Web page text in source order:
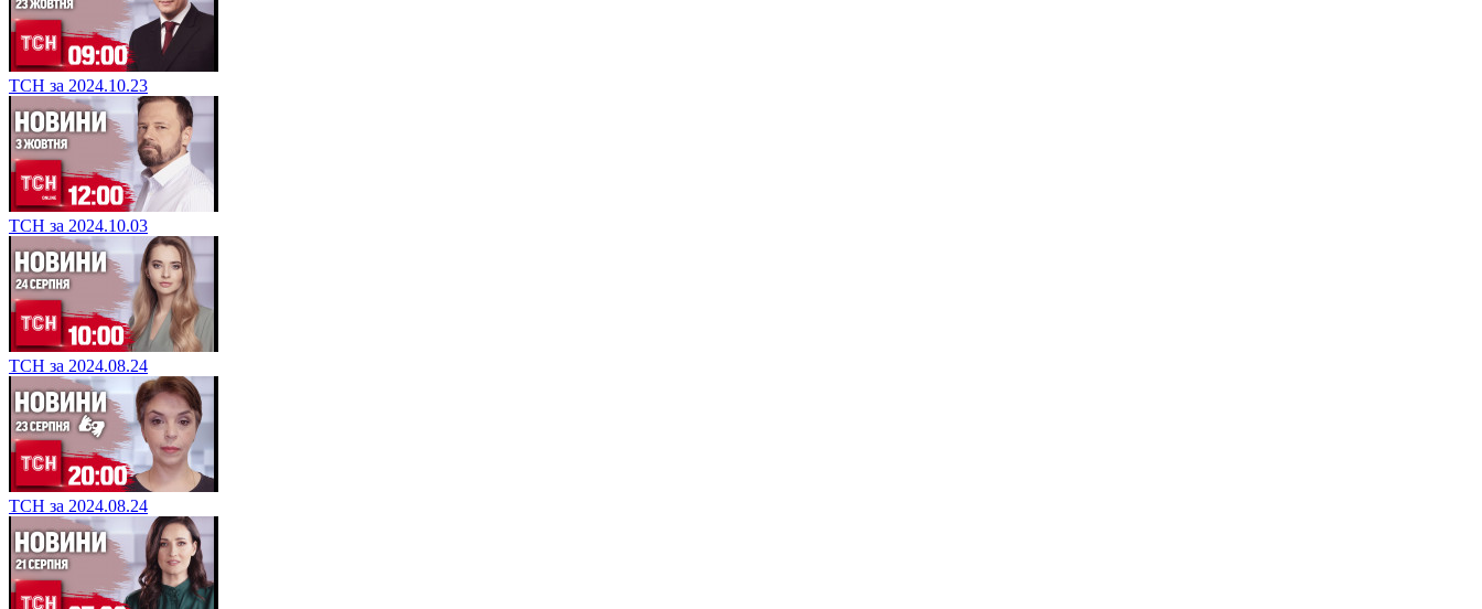
ТСН за 2024.10.23
ТСН за 2024.10.03
ТСН за 2024.08.24
ТСН за 2024.08.24